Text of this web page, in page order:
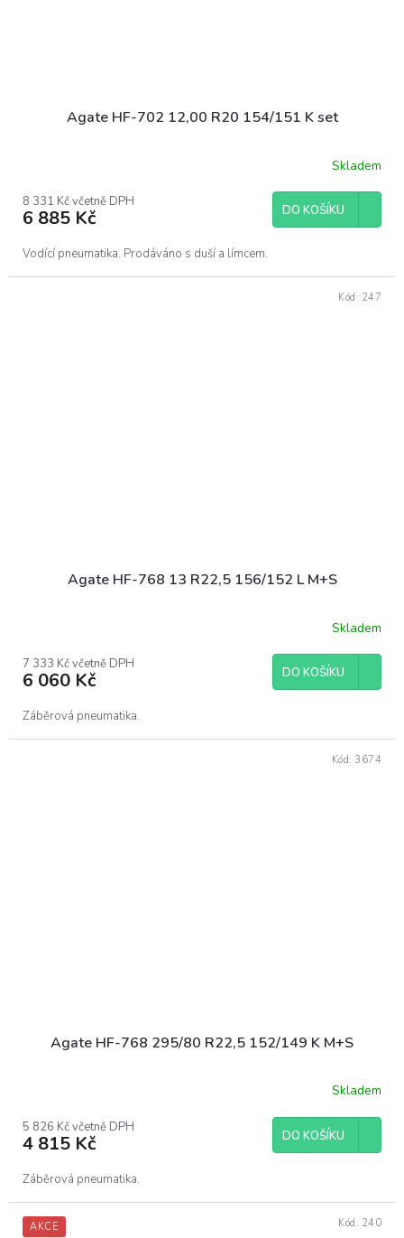
Agate HF-702 12,00 R20 154/151 K set
Skladem
8 331 Kč včetně DPH
6 885 Kč DO KOŠÍKU
Vodící pneumatika. Prodáváno s duší a límcem.
Agate HF-768 13 R22,5 156/152 L M+S
Skladem
7 333 Kč včetně DPH
6 060 Kč DO KOŠÍKU
Záběrová pneumatika.
Kód: 247
Agate HF-768 295/80 R22,5 152/149 K M+S
Skladem
5 826 Kč včetně DPH
4 815 Kč DO KOŠÍKU
Záběrová pneumatika.
Kód: 3674
AKCE Kód: 240